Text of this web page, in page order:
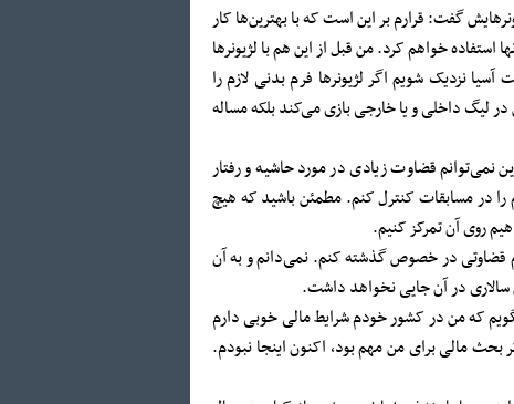
گفت: قرارم بر این است که با بهترین‌ها کار
استفاده خواهم کرد. من قبل از این هم با لژیونرها
نزدیک شویم اگر لژیونرها فرم بدنی لازم را
لیگ داخلی و یا خارجی بازی می‌کند بلکه مساله
نمی‌توانم قضاوت زیادی در مورد حاشیه و رفتار
را در مسابقات کنترل کنم. مطمئن باشید که هیچ
روی آن تمرکز کنیم.
قضاوتی در خصوص گذشته کنم. نمی‌دانم و به آن
سالاری در آن جایی نخواهد داشت.
که من در کشور خودم شرایط مالی خوبی دارم
مالی برای من مهم بود، اکنون اینجا نبودم.